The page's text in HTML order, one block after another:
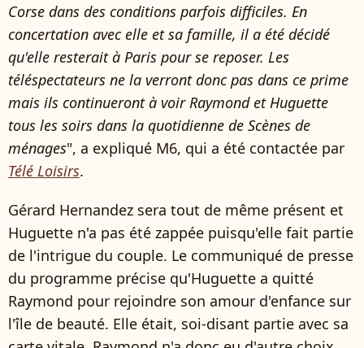
Corse dans des conditions parfois difficiles. En
concertation avec elle et sa famille, il a été décidé
qu'elle resterait à Paris pour se reposer. Les
téléspectateurs ne la verront donc pas dans ce prime
mais ils continueront à voir Raymond et Huguette
tous les soirs dans la quotidienne de Scènes de
ménages", a expliqué M6, qui a été contactée par
Télé Loisirs.
Gérard Hernandez sera tout de même présent et
Huguette n'a pas été zappée puisqu'elle fait partie
de l'intrigue du couple. Le communiqué de presse
du programme précise qu'Huguette a quitté
Raymond pour rejoindre son amour d'enfance sur
l'île de beauté. Elle était, soi-disant partie avec sa